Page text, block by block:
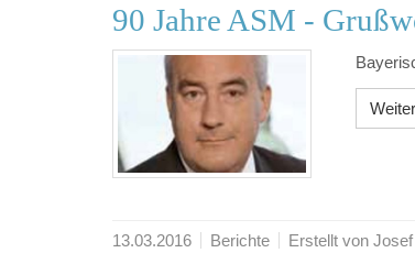
90 Jahre ASM -
13.03.2016 Berichte Erstellt von